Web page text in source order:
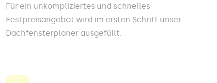
Für ein unkompliziertes und schnelles
Festpreisangebot wird im ersten Schritt unser
Dachfensterplaner ausgefüllt.